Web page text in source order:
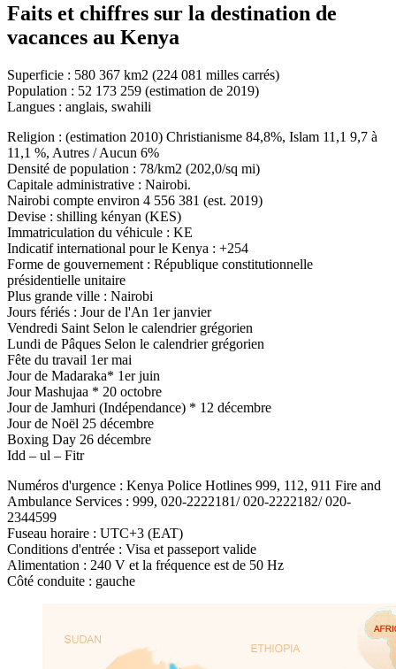
Faits et chiffres sur la destination de
vacances au Kenya
Superficie : 580 367 km2 (224 081 milles carrés)
Population : 52 173 259 (estimation de 2019)
Langues : anglais, swahili
Religion : (estimation 2010) Christianisme 84,8%, Islam 11,1 9,7 à
11,1 %, Autres / Aucun 6%
Densité de population : 78/km2 (202,0/sq mi)
Capitale administrative : Nairobi.
Nairobi compte environ 4 556 381 (est. 2019)
Devise : shilling kényan (KES)
Immatriculation du véhicule : KE
Indicatif international pour le Kenya : ‎+254
Forme de gouvernement : République constitutionnelle
présidentielle unitaire
Plus grande ville : Nairobi
Jours fériés : Jour de l'An 1er janvier
Vendredi Saint Selon le calendrier grégorien
Lundi de Pâques Selon le calendrier grégorien
Fête du travail 1er mai
Jour de Madaraka* 1er juin
Jour Mashujaa * 20 octobre
Jour de Jamhuri (Indépendance) * 12 décembre
Jour de Noël 25 décembre
Boxing Day 26 décembre
Idd – ul – Fitr
Numéros d'urgence : Kenya Police Hotlines 999, 112, 911 Fire and
Ambulance Services : 999, 020-2222181/ 020-2222182/ 020-
2344599
Fuseau horaire : UTC+3 (EAT)
Conditions d'entrée : Visa et passeport valide
Alimentation : 240 V et la fréquence est de 50 Hz
Côté conduite : gauche